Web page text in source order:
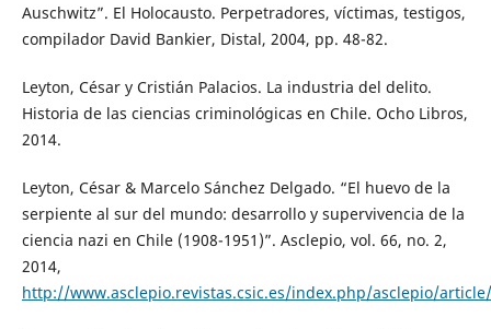
Auschwitz”. El Holocausto. Perpetradores, víctimas, testigos,
compilador David Bankier, Distal, 2004, pp. 48-82.
Leyton, César y Cristián Palacios. La industria del delito.
Historia de las ciencias criminológicas en Chile. Ocho Libros,
2014.
Leyton, César & Marcelo Sánchez Delgado. “El huevo de la
serpiente al sur del mundo: desarrollo y supervivencia de la
ciencia nazi en Chile (1908-1951)”. Asclepio, vol. 66, no. 2,
2014,
http://www.asclepio.revistas.csic.es/index.php/asclepio/